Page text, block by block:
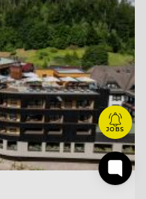
JOBS